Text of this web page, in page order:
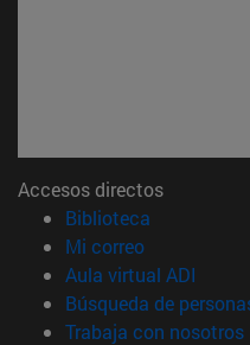
Accesos directos
Biblioteca
Mi correo(abre en
Aula virtual ADI
Búsqueda de
Trabaja con nosotros